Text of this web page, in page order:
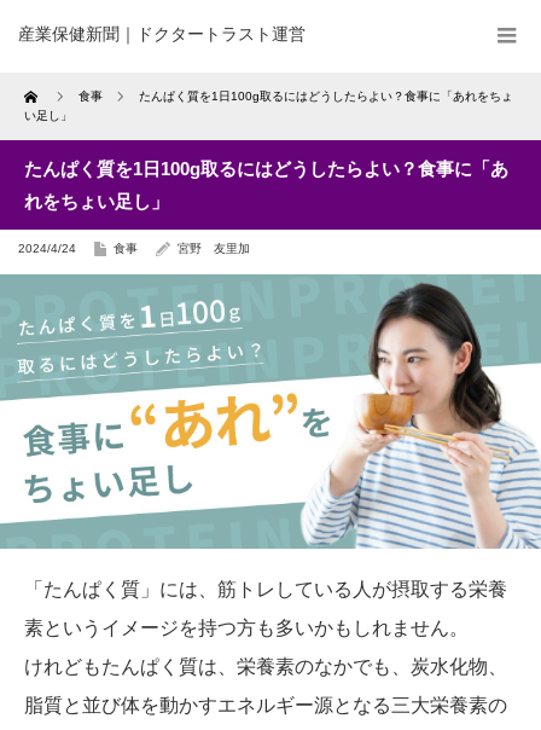
産業保健新聞｜ドクタートラスト運営
Home 食事
たんぱく質を1日100g取るにはどうしたらよい？食事に「あれをちょ
い足し」
たんぱく質を1日100g取るにはどうしたらよい？食事に「あ
れをちょい足し」
2024/4/24 食事 宮野 友里加
「たんぱく質」には、筋トレしている人が摂取する栄養
素というイメージを持つ方も多いかもしれません。
けれどもたんぱく質は、栄養素のなかでも、炭水化物、
脂質と並び体を動かすエネルギー源となる三大栄養素の